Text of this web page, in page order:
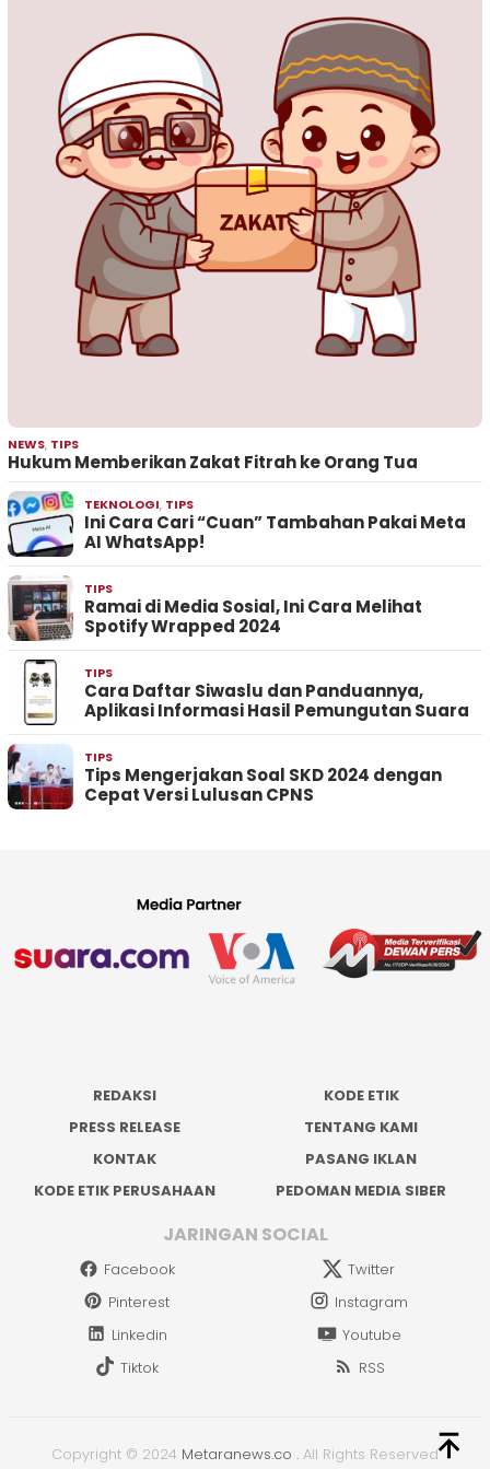
NEWS, TIPS
Hukum Memberikan Zakat Fitrah ke Orang Tua
TEKNOLOGI, TIPS
Ini Cara Cari “Cuan” Tambahan Pakai Meta
AI WhatsApp!
TIPS
Ramai di Media Sosial, Ini Cara Melihat
Spotify Wrapped 2024
TIPS
Cara Daftar Siwaslu dan Panduannya,
Aplikasi Informasi Hasil Pemungutan Suara
TIPS
Tips Mengerjakan Soal SKD 2024 dengan
Cepat Versi Lulusan CPNS
REDAKSI
KODE ETIK
PRESS RELEASE
TENTANG KAMI
KONTAK
PASANG IKLAN
KODE ETIK PERUSAHAAN
PEDOMAN MEDIA SIBER
JARINGAN SOCIAL
Facebook
Twitter
Pinterest
Instagram
Linkedin
Youtube
Tiktok
RSS
Copyright © 2024 Metaranews.co . All Rights Reserved